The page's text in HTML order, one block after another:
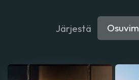
Järjestä